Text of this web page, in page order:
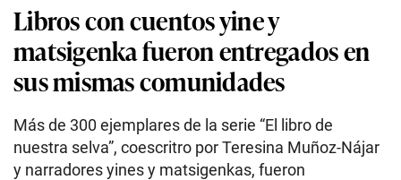
Libros con cuentos yine y
matsigenka fueron entregados en
sus mismas comunidades
Más de 300 ejemplares de la serie “El libro de
nuestra selva”, coescritro por Teresina Muñoz-Nájar
y narradores yines y matsigenkas, fueron